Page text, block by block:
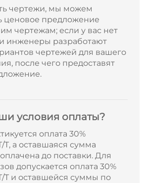
чертежи, мы можем
ценовое предложение
чертежам; если у вас нет
инженеры разработают
чертежей для вашего
после чего предоставят
условия оплаты?
оплата 30%
T, а оставшаяся сумма
до поставки. Для
допускается оплата 30%
T и оставшейся суммы по